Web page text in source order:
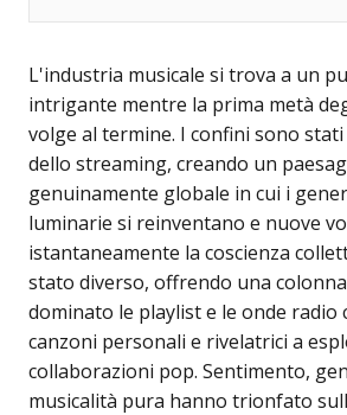
L'industria musicale si trova a un
intrigante mentre la prima metà
volge al termine. I confini sono
dello streaming, creando un
genuinamente globale in cui i
luminarie si reinventano e nuove
istantaneamente la coscienza
stato diverso, offrendo una
dominato le playlist e le onde radio
canzoni personali e rivelatrici a
collaborazioni pop. Sentimento,
musicalità pura hanno trionfato